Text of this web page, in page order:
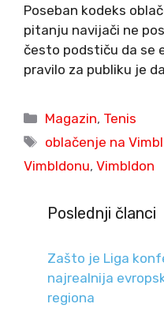
Poseban kodeks
pitanju navijači ne
često podstiču da se
pravilo za publiku je
Categories
Magazin, Tenis
Tags
oblačenje na
Vimbldonu, Vimbldon
Poslednji članci
Zašto je Liga
najrealnija
regiona